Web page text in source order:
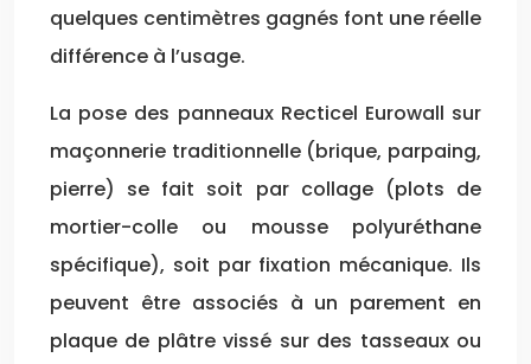
quelques centimètres gagnés font une réelle
différence à l’usage.
La pose des panneaux Recticel Eurowall sur
maçonnerie traditionnelle (brique, parpaing,
pierre) se fait soit par collage (plots de
mortier-colle ou mousse polyuréthane
spécifique), soit par fixation mécanique. Ils
peuvent être associés à un parement en
plaque de plâtre vissé sur des tasseaux ou